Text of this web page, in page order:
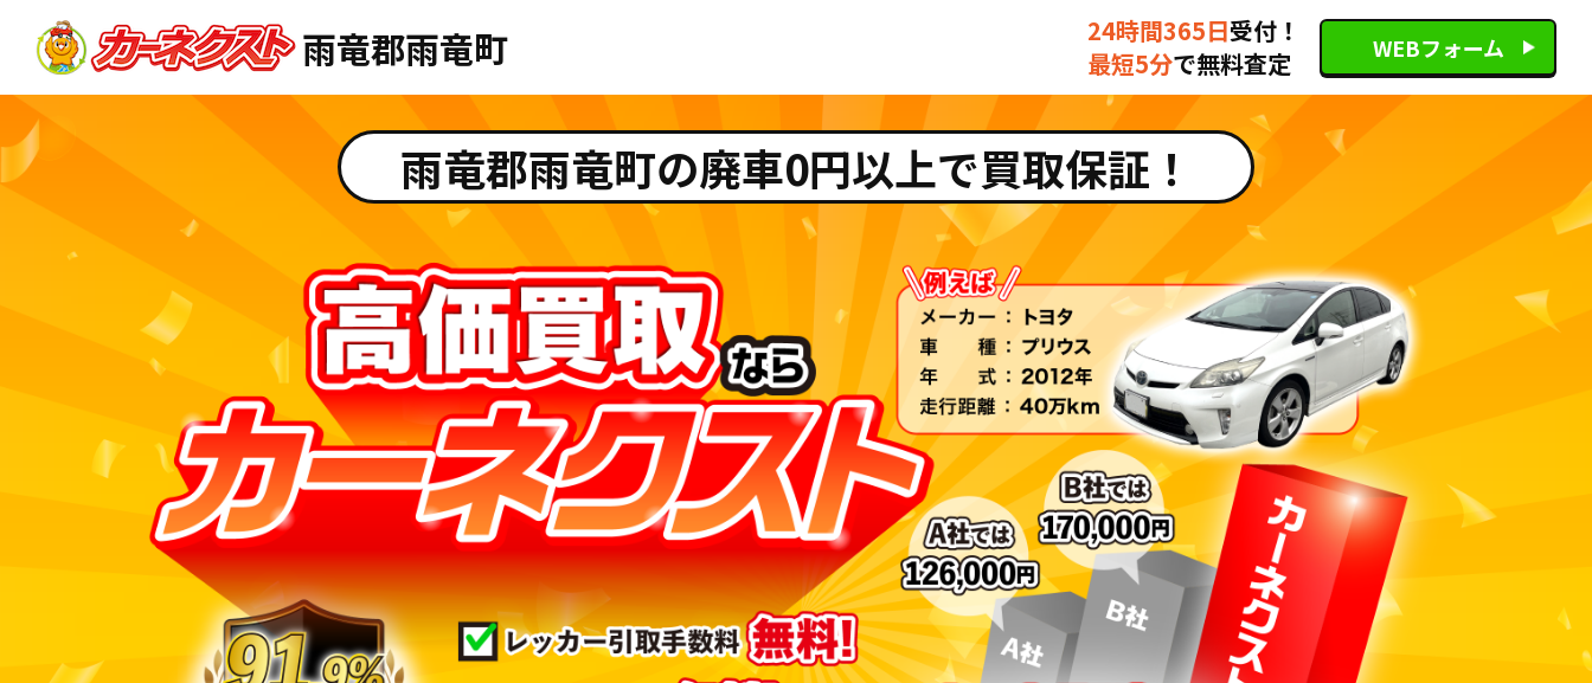
雨竜郡雨竜町 24時間365日受付！
最短5分で無料査定 WEBフォーム
雨竜郡雨竜町の廃車0円以上で買取保証！